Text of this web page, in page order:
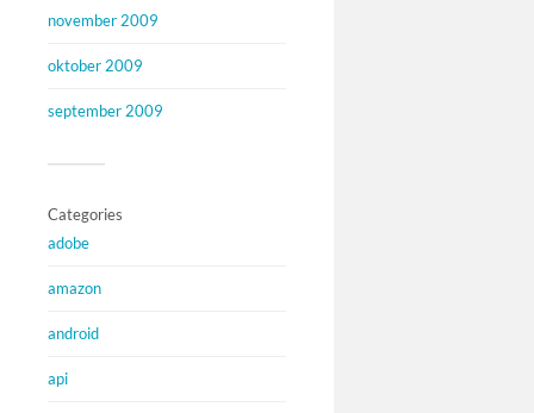
november 2009
oktober 2009
september 2009
Categories
adobe
amazon
android
api